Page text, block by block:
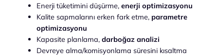
Enerji tüketimini düşürme, enerji optimizasyonu
Kalite sapmalarını erken fark etme, parametre
optimizasyonu
Kapasite planlama, darboğaz analizi
Devreye alma/komisyonlama süresini kısaltma